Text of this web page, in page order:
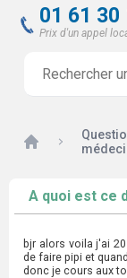
01 61 30
Prix d'un appel
Accueil
A quoi est ce
bjr alors voila j'ai
de faire pipi et
donc je cours aux